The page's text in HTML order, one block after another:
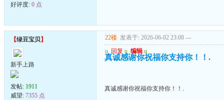
好评度: 0 点
【绿豆宝贝】
新手上路
发帖: 1911
威望: 7355 点
22楼 发表于: 2026-06-02 23:08 ---
u 回复 u 编辑 u
真诚感谢你祝福你支持你！！.
真诚感谢你祝福你支持你！！.